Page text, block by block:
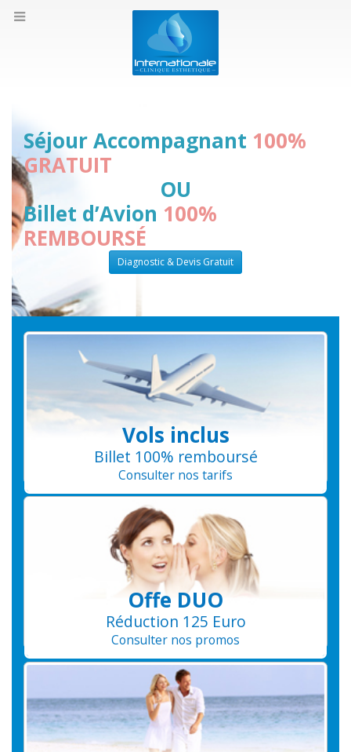
Séjour Accompagnant 100%
GRATUIT
OU
Billet d’Avion 100%
REMBOURSÉ
Diagnostic & Devis Gratuit
Vols inclus
Billet 100% remboursé
Consulter nos tarifs
Offe DUO
Réduction 125 Euro
Consulter nos promos